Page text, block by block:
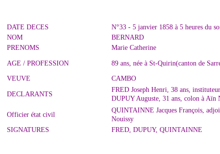
DATE DECES
N°33 - 5 janvier 1858 à 5 heures du
NOM
BERNARD
PRENOMS
Marie Catherine
AGE / PROFESSION 89 ans, née à St-Quirin(canton de
VEUVE CAMBO
DECLARANTS
FRED Joseph Henri, 38 ans,
DUPUY Auguste, 31 ans, colon à Aïn
Officier état civil
QUINTAINNE Jacques François,
Nouissy
SIGNATURES
FRED, DUPUY, QUINTAINNE